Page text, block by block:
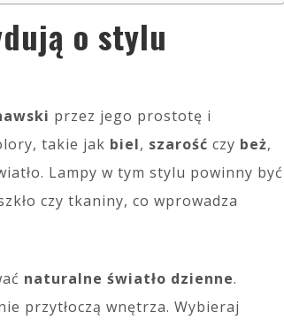
o stylu
przez jego prostotę i
takie jak biel, szarość czy beż,
Lampy w tym stylu powinny być
czy tkaniny, co wprowadza
naturalne światło dzienne.
przytłoczą wnętrza. Wybieraj